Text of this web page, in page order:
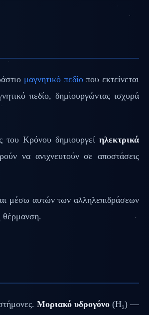
μαγνητικό πεδίοπου εκτείνεται
πεδίο, δημιουργώντας ισχυρά
του Κρόνου δημιουργεί ηλεκτρικά
να ανιχνευτούν σε αποστάσεις
μέσω αυτών των αλληλεπιδράσεων
θέρμανση.
Μοριακό υδρογόνο (H₂) —